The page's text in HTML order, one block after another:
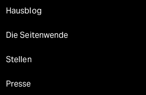
Hausblog
Die Seitenwende
Stellen
Presse